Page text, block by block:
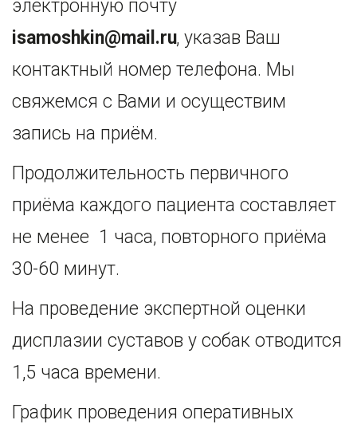
isamoshkin@mail.ru, указав Ваш
контактный номер телефона. Мы
свяжемся с Вами и осуществим
запись на приём.
Продолжительность первичного
приёма каждого пациента составляет
не менее  1 часа, повторного приёма
30-60 минут.
На проведение экспертной оценки
дисплазии суставов у собак отводится
1,5 часа времени.
График проведения оперативных